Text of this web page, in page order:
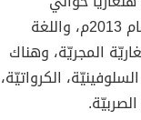
9,893,899 مليون نسمة حسب إحصائيات عام 2013م، واللغة
المجريّة، وهناك
الكرواتيّة،